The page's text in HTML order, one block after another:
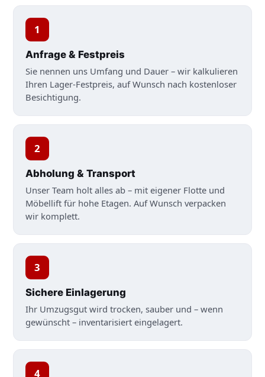
1
Anfrage & Festpreis
Sie nennen uns Umfang und Dauer – wir kalkulieren
Ihren Lager-Festpreis, auf Wunsch nach kostenloser
Besichtigung.
2
Abholung & Transport
Unser Team holt alles ab – mit eigener Flotte und
Möbellift für hohe Etagen. Auf Wunsch verpacken
wir komplett.
3
Sichere Einlagerung
Ihr Umzugsgut wird trocken, sauber und – wenn
gewünscht – inventarisiert eingelagert.
4